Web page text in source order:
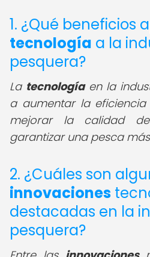
1. ¿Qué beneficios
tecnología a la
pesquera?
La tecnologíaen la
a aumentar la
mejorar la calidad
garantizar una pesca
2. ¿Cuáles son
innovaciones
destacadas en la
pesquera?